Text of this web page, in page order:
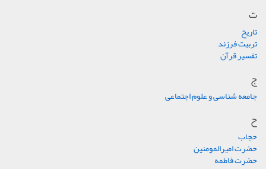
ت
تاریخ
تربیت فرزند
تفسیر قرآن
ج
جامعه شناسی و علوم اجتماعی
ح
حجاب
حضرت امیرالمومنین
حضرت فاطمه